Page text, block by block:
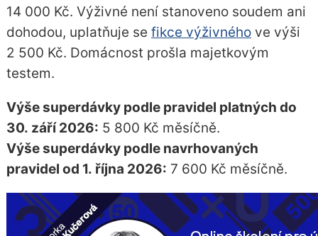
14 000 Kč. Výživné není stanoveno soudem ani
dohodou, uplatňuje se fikce výživnéhove výši
2 500 Kč. Domácnost prošla majetkovým
testem.
Výše superdávky podle pravidel platných do
30. září 2026: 5 800 Kč měsíčně.
Výše superdávky podle navrhovaných
pravidel od 1. října 2026: 7 600 Kč měsíčně.